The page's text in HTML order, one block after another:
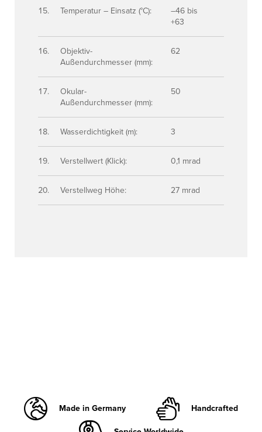
Temperatur – Einsatz (°C):
–46 bis
+63
Objektiv-
Außendurchmesser (mm):
62
Okular-
Außendurchmesser (mm):
50
Wasserdichtigkeit (m): 3
Verstellwert (Klick): 0,1 mrad
Verstellweg Höhe: 27 mrad
Made in Germany
Handcrafted